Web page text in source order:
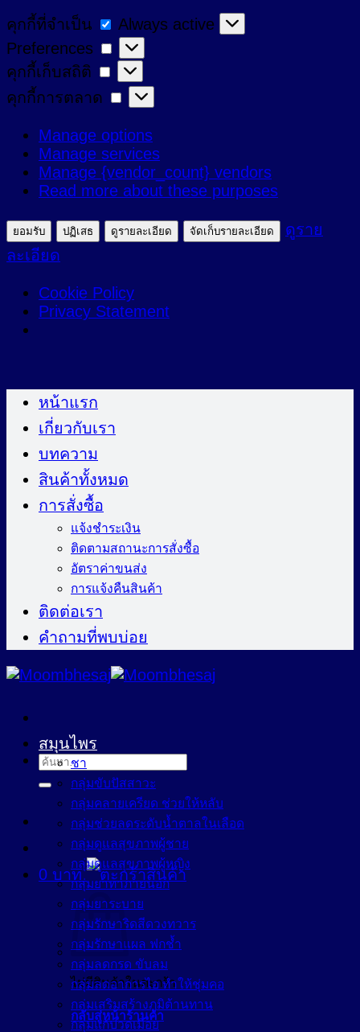
คุกกี้ที่จำเป็น
คุกกี้
ที่
จำเป็น
Always active
Preferences
Preferences
คุกกี้เก็บสถิติ
คุกกี้
เก็บ
คุกกี้การตลาด
คุกกี้
ตลาด
Manage options
Manage services
Manage {vendor_count} vendors
Read more about these purposes
ยอมรับ ปฏิเสธ ดูรายละเอียด จัดเก็บรายละเอียด
ดูราย
ละเอียด
Cookie Policy
Privacy Statement
ไป
หน้าแรก
เกี่ยวกับเรา
บทความ
สินค้าทั้งหมด
การสั่งซื้อ
แจ้งชำระเงิน
ติดตามสถานะการสั่งซื้อ
อัตราค่าขนส่ง
การแจ้งคืนสินค้า
ติดต่อเรา
คำถามที่พบบ่อย
ค้นหา:
0 บาท
ไม่มีสินค้าในตะกร้า
กลับสู่หน้าร้านค้า
สมุนไพร
ชา
กลุ่มขับปัสสาวะ
กลุ่มคลายเครียด ช่วยให้หลับ
กลุ่มช่วยลดระดับน้ำตาลในเลือด
กลุ่มดูแลสุขภาพผู้ชาย
กลุ่มดูแลสุขภาพผู้หญิง
กลุ่มยาทาภายนอก
กลุ่มยาระบาย
กลุ่มรักษาริดสีดวงทวาร
กลุ่มรักษาแผล ฟกช้ำ
กลุ่มลดกรด ขับลม
กลุ่มลดอาการไอ ทำให้ชุ่มคอ
กลุ่มเสริมสร้างภูมิต้านทาน
กลุ่มแก้ปวดเมื่อย